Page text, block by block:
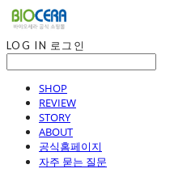
LOG IN 로그인
SHOP
REVIEW
STORY
ABOUT
공식홈페이지
자주 묻는 질문